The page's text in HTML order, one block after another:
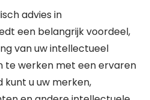
advies in
een belangrijk voordeel,
van uw intellectueel
te werken met een ervaren
u uw merken,